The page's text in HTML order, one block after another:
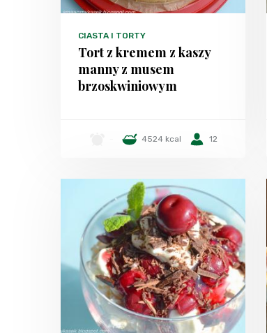
CIASTA I TORTY
Tort z kremem z kaszy
manny z musem
brzoskwiniowym
4524 kcal 12